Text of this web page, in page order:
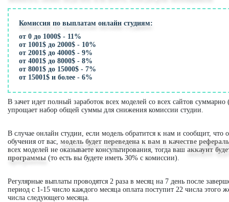
Комиссия по выплатам онлайн студиям:
от 0 до 1000$ - 11%
от 1001$ до 2000$ - 10%
от 2001$ до 4000$ - 9%
от 4001$ до 8000$ - 8%
от 8001$ до 15000$ - 7%
от 15001$ и более - 6%
В зачет идет полный заработок всех моделей со всех сайтов
упрощает набор общей суммы для снижения комиссии студии.
В случае онлайн студии, если модель обратится к нам и сообщит, что
обучения от вас, модель будет переведена к вам в качестве
всех моделей не оказываете консультирования, тогда ваш аккаунт
программы (то есть вы будете иметь 30% с комиссии).
Регулярные выплаты проводятся 2 раза в месяц на 7 день после
период с 1-15 число каждого месяца оплата поступит 22 числа этого
числа следующего месяца.